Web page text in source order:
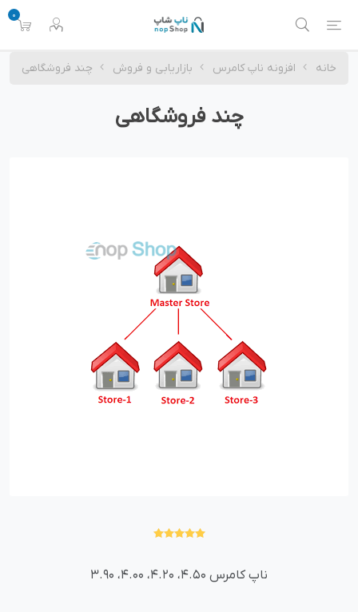
0
خانه افزونه ناپ کامرس بازاریابی و فروش چند فروشگاهی
چند فروشگاهی
ناپ کامرس 4.50، 4.20، 4.00، 3.90